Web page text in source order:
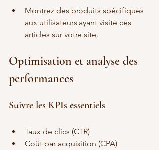
Montrez des produits spécifiques
aux utilisateurs ayant visité ces
articles sur votre site.
Optimisation et analyse des
performances
Suivre les KPIs essentiels
Taux de clics (CTR)
Coût par acquisition (CPA)